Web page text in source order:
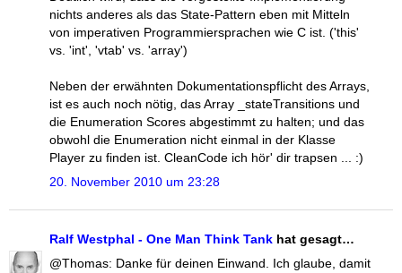
nichts anderes als das State-Pattern eben mit Mitteln
von imperativen Programmiersprachen wie C ist. ('this'
vs. 'int', 'vtab' vs. 'array')
Neben der erwähnten Dokumentationspflicht des Arrays,
ist es auch noch nötig, das Array _stateTransitions und
die Enumeration Scores abgestimmt zu halten; und das
obwohl die Enumeration nicht einmal in der Klasse
Player zu finden ist. CleanCode ich hör' dir trapsen ... :)
20. November 2010 um 23:28
Ralf Westphal - One Man Think Tank hat gesagt…
@Thomas: Danke für deinen Einwand. Ich glaube, damit